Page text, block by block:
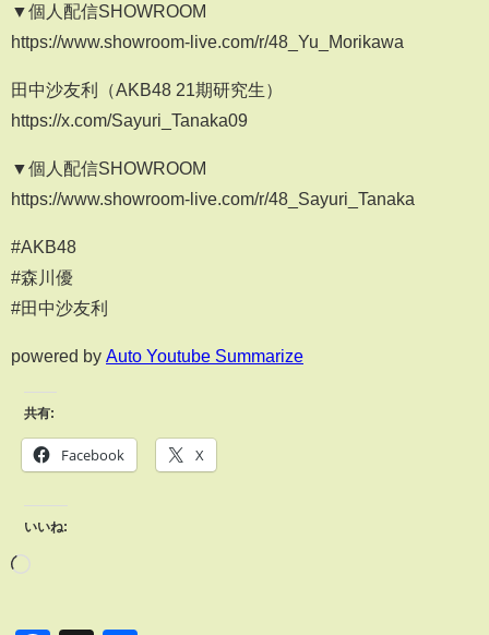
▼個人配信SHOWROOM
https://www.showroom-live.com/r/48_Yu_Morikawa
田中沙友利（AKB48 21期研究生）
https://x.com/Sayuri_Tanaka09
▼個人配信SHOWROOM
https://www.showroom-live.com/r/48_Sayuri_Tanaka
#AKB48
#森川優
#田中沙友利
powered by Auto Youtube Summarize
共有:
Facebook X
いいね: